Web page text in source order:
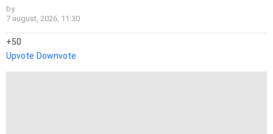
by
7 august, 2026, 11:30
50
Upvote Downvote